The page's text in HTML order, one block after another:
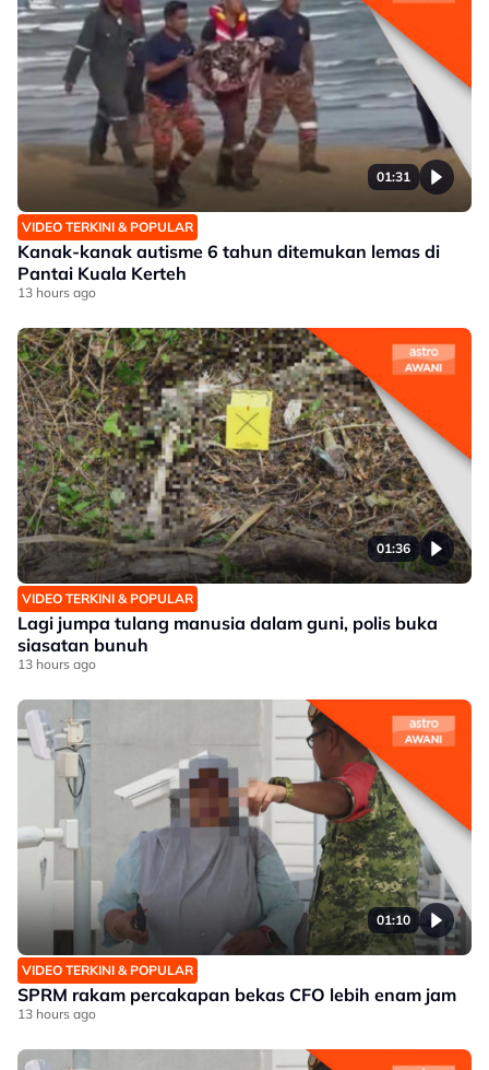
01:31
VIDEO TERKINI & POPULAR
Kanak-kanak autisme 6 tahun ditemukan lemas di
Pantai Kuala Kerteh
13 hours ago
01:36
VIDEO TERKINI & POPULAR
Lagi jumpa tulang manusia dalam guni, polis buka
siasatan bunuh
13 hours ago
01:10
VIDEO TERKINI & POPULAR
SPRM rakam percakapan bekas CFO lebih enam jam
13 hours ago